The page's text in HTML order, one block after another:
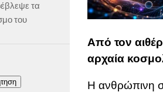
Από τον
αρχαία
Η ανθρώπινη
τα
του